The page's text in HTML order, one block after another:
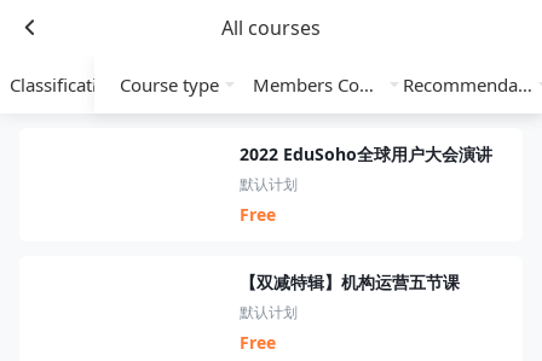
All courses
Classification Course type Members Course Recommendation
2022 EduSoho全球用户大会演讲
默认计划
Free
【双减特辑】机构运营五节课
默认计划
Free